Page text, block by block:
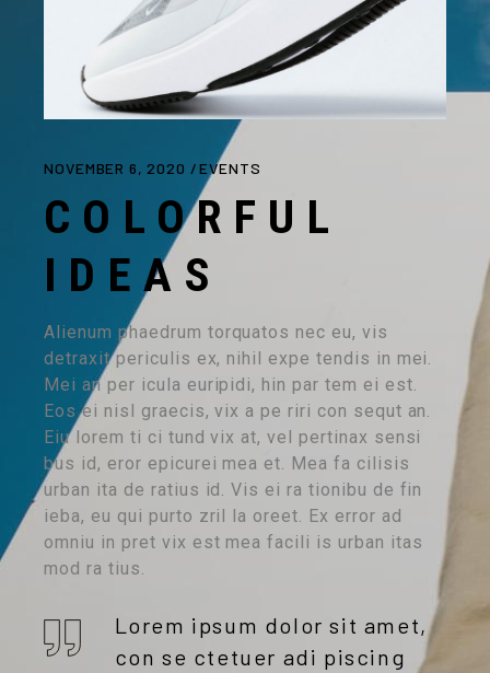
NOVEMBER 6, 2020 EVENTS
COLORFUL
IDEAS
Alienum phaedrum torquatos nec eu, vis
detraxit periculis ex, nihil expe tendis in mei.
Mei an per icula euripidi, hin par tem ei est.
Eos ei nisl graecis, vix a pe riri con sequt an.
Eiu lorem ti ci tund vix at, vel pertinax sensi
bus id, eror epicurei mea et. Mea fa cilisis
urban ita de ratius id. Vis ei ra tionibu de fin
ieba, eu qui purto zril la oreet. Ex error ad
omniu in pret vix est mea facili is urban itas
mod ra tius.
Lorem ipsum dolor sit amet,
con se ctetuer adi piscing